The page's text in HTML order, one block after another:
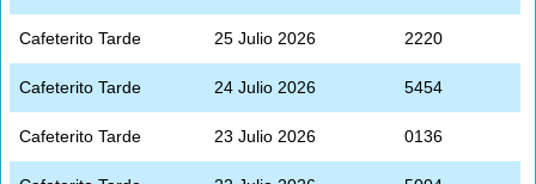
Cafeterito Tarde 25 Julio 2026 2220
Cafeterito Tarde 24 Julio 2026 5454
Cafeterito Tarde 23 Julio 2026 0136